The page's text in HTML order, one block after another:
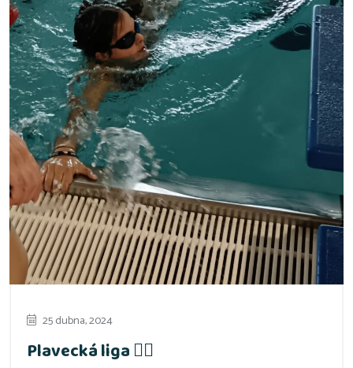
25 dubna, 2024
Plavecká liga 🏊‍♂️